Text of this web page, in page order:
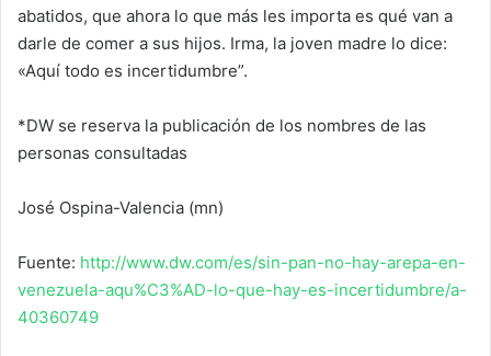
abatidos, que ahora lo que más les importa es qué van a
darle de comer a sus hijos. Irma, la joven madre lo dice:
«Aquí todo es incertidumbre”.
*DW se reserva la publicación de los nombres de las
personas consultadas
José Ospina-Valencia (mn)
Fuente: http://www.dw.com/es/sin-pan-no-hay-arepa-en-
venezuela-aqu%C3%AD-lo-que-hay-es-incertidumbre/a-
40360749